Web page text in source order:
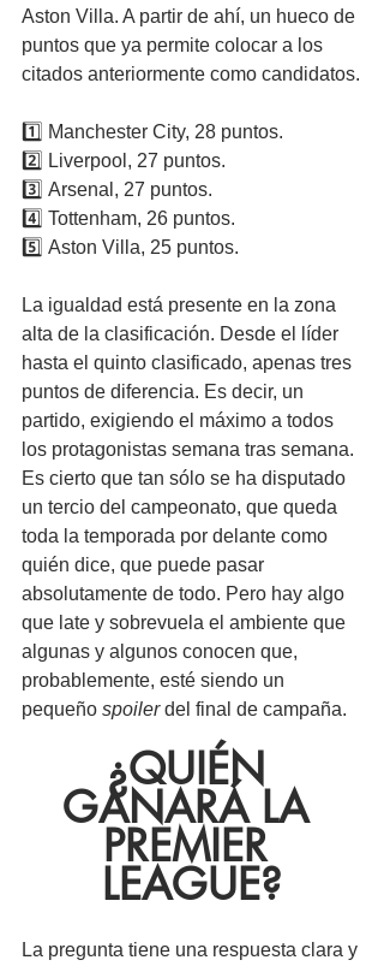
Aston Villa. A partir de ahí, un hueco de
puntos que ya permite colocar a los
citados anteriormente como candidatos.
1️⃣ Manchester City, 28 puntos.
2️⃣ Liverpool, 27 puntos.
3️⃣ Arsenal, 27 puntos.
4️⃣ Tottenham, 26 puntos.
5️⃣ Aston Villa, 25 puntos.
La igualdad está presente en la zona
alta de la clasificación. Desde el líder
hasta el quinto clasificado, apenas tres
puntos de diferencia. Es decir, un
partido, exigiendo el máximo a todos
los protagonistas semana tras semana.
Es cierto que tan sólo se ha disputado
un tercio del campeonato, que queda
toda la temporada por delante como
quién dice, que puede pasar
absolutamente de todo. Pero hay algo
que late y sobrevuela el ambiente que
algunas y algunos conocen que,
probablemente, esté siendo un
pequeño spoiler del final de campaña.
¿QUIÉN
GANARÁ LA
PREMIER
LEAGUE?
La pregunta tiene una respuesta clara y